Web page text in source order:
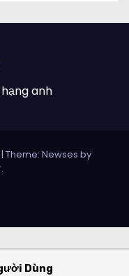
anh
| Theme: Newses by
.
Dùng